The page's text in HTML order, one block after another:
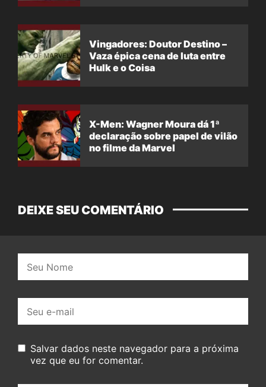
Vingadores: Doutor Destino –
Vaza épica cena de luta entre
Hulk e o Coisa
X-Men: Wagner Moura dá 1ª
declaração sobre papel de vilão
no filme da Marvel
DEIXE SEU COMENTÁRIO
mail:
Salvar dados neste navegador para a próxima
vez que eu for comentar.